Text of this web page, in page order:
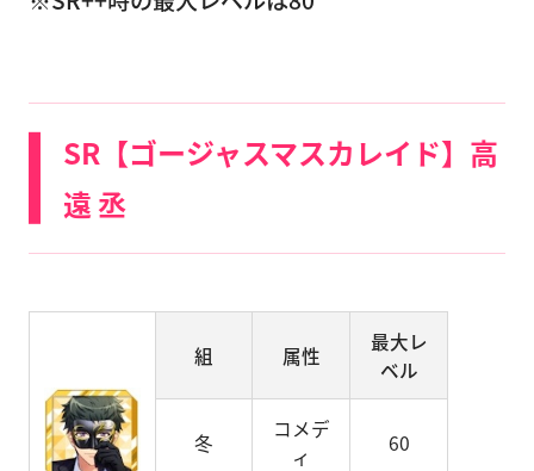
SR【ゴージャスマスカレイド】高
遠 丞
組 属性
最大レ
ベル
冬
コメデ
ィ
60